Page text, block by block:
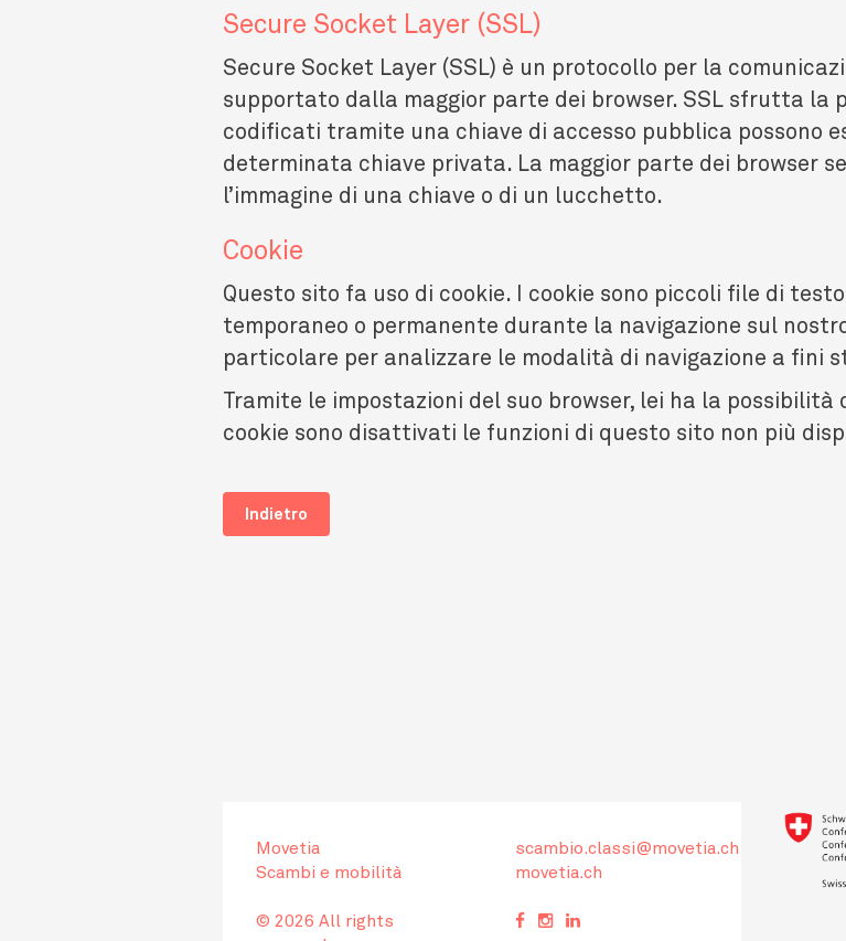
Secure Socket Layer (SSL)
Secure Socket Layer (SSL) è un protocollo per la
supportato dalla maggior parte dei browser. SSL sfrutta la
codificati tramite una chiave di accesso pubblica possono
determinata chiave privata. La maggior parte dei browser
l’immagine di una chiave o di un lucchetto.
Cookie
Questo sito fa uso di cookie. I cookie sono piccoli file di
temporaneo o permanente durante la navigazione sul
particolare per analizzare le modalità di navigazione a fini
Tramite le impostazioni del suo browser, lei ha la
cookie sono disattivati le funzioni di questo sito non più
Indietro
Movetia
Scambi e mobilità
© 2026 All rights
scambio.classi@movetia.ch
movetia.ch